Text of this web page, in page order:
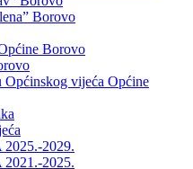
Borovo
Borovo
Općinskog vijeća Općine
2029.
2025.